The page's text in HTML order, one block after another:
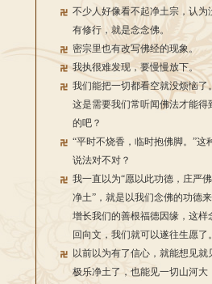
不少人好像看不起净土宗，认为
有修行，就是念念佛。
密宗里也有改写佛经的现象。
我执很难发现，要慢慢放下。
我们能把一切都看空就没烦恼了。
这是需要我们常听闻佛法才能得
的吧？
“平时不烧香，临时抱佛脚。”这
说法对不对？
我一直以为“愿以此功德，庄严佛
净土”，就是以我们念佛的功德来
增长我们的善根福德因缘，这样
回向文，我们就可以遂往生愿了。
以前以为有了信心，就能想见就
极乐净土了，也能见一切山河大